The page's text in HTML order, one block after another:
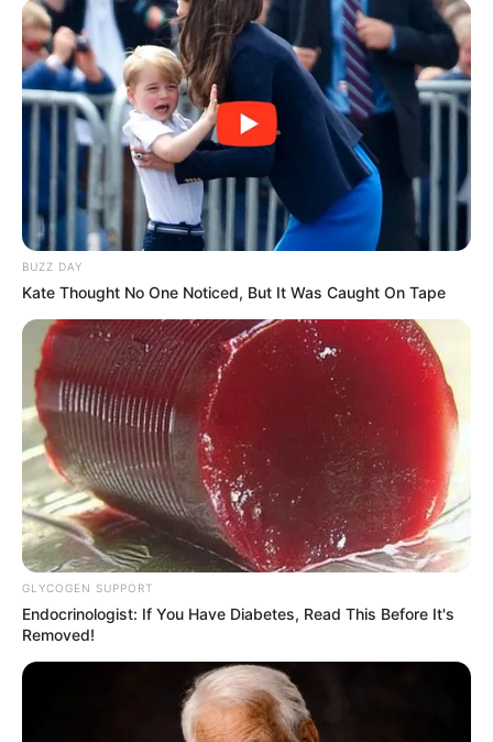
ΚΟΙΝΩΝΙΚΑ ΔΙΚΤΥΑ
FACEBOOK
YOUTUBE ΕΓΓΡΑΦΕΊΤΕ
EMAIL
BUZZ DAY
Kate Thought No One Noticed, But It Was Caught On Tape
GLYCOGEN SUPPORT
Endocrinologist: If You Have Diabetes, Read This Before It's
Removed!